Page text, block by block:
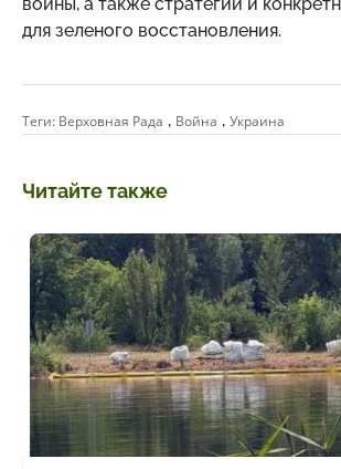
для зеленого восстановления.
Теги: Верховная Рада , Война , Украина
Читайте также